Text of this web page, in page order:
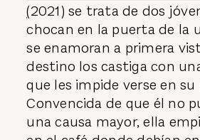
(2021) se trata de dos
chocan en la puerta de la
se enamoran a primera
destino los castiga con
que les impide verse en
Convencida de que él no
una causa mayor, ella